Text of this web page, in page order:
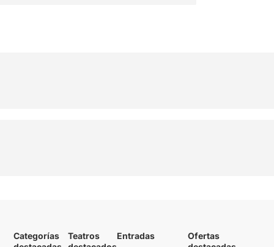
Categorías
Teatros
Entradas
Ofertas